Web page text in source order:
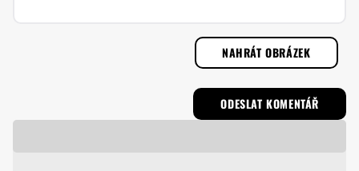
NAHRÁT OBRÁZEK